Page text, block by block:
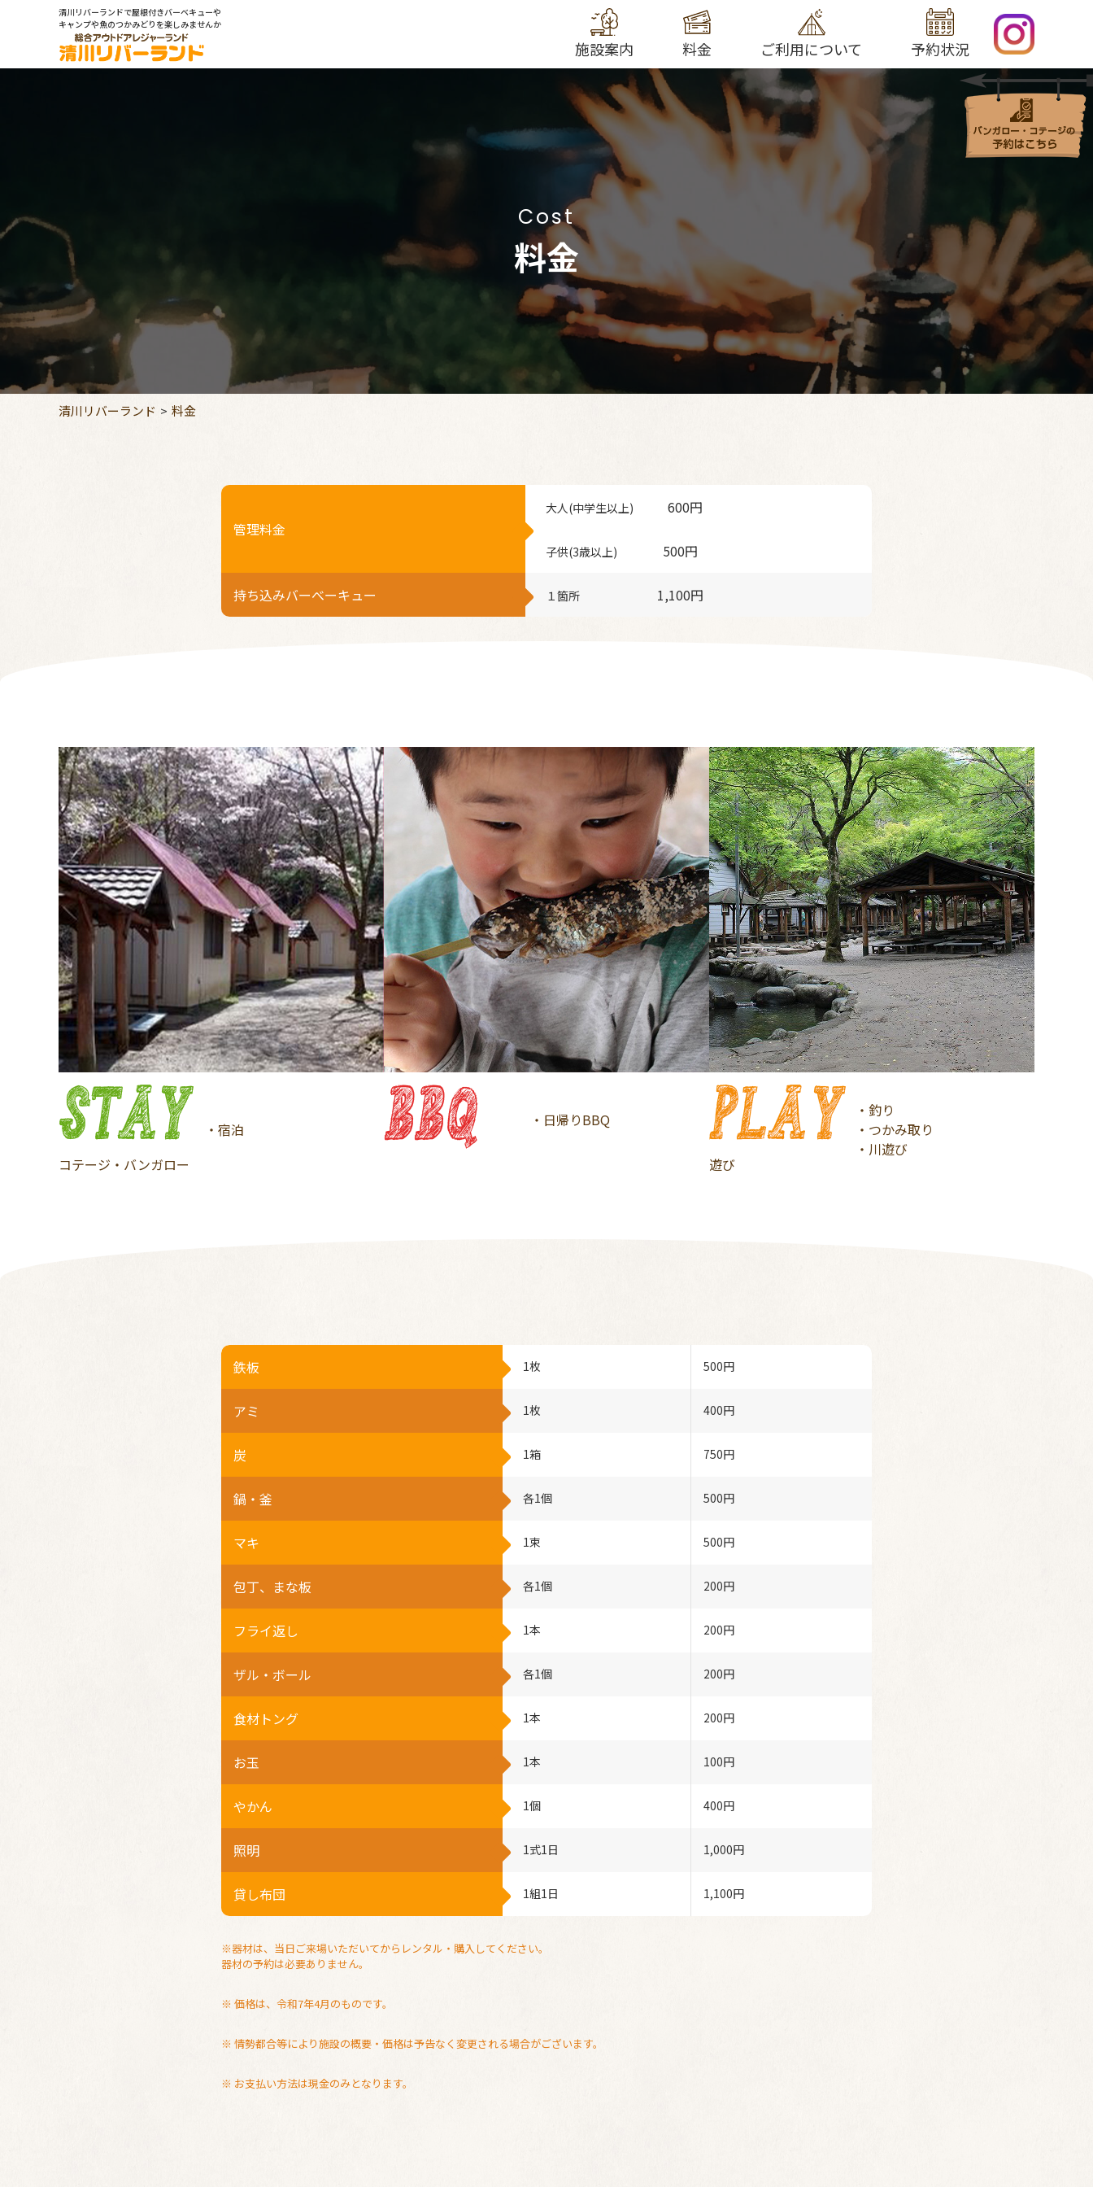
清川リバーランドで屋根付きバーベキューや
キャンプや魚のつかみどりを楽しみませんか
施設案内 料金 ご利用について 予約状況
Cost
料金
清川リバーランド 料金
管理料金
大人(中学生以上) 600円
子供(3歳以上) 500円
持ち込みバーべーキュー １箇所 1,100円
コテージ・バンガロー
・宿泊 ・日帰りBBQ
遊び
・釣り
・つかみ取り
・川遊び
鉄板 1枚 500円
アミ 1枚 400円
炭 1箱 750円
鍋・釜 各1個 500円
マキ 1束 500円
包丁、まな板 各1個 200円
フライ返し 1本 200円
ザル・ボール 各1個 200円
食材トング 1本 200円
お玉 1本 100円
やかん 1個 400円
照明 1式1日 1,000円
貸し布団 1組1日 1,100円
※器材は、当日ご来場いただいてからレンタル・購入してください。
器材の予約は必要ありません。
※ 価格は、令和7年4月のものです。
※ 情勢都合等により施設の概要・価格は予告なく変更される場合がございます。
※ お支払い方法は現金のみとなります。